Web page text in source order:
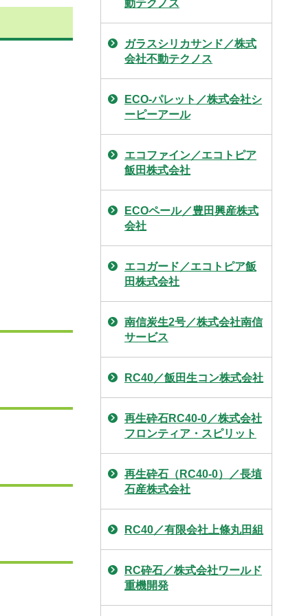
動テクノス
ガラスシリカサンド／株式
会社不動テクノス
ECO-パレット／株式会社シ
ーピーアール
エコファイン／エコトピア
飯田株式会社
ECOペール／豊田興産株式
会社
エコガード／エコトピア飯
田株式会社
南信炭生2号／株式会社南信
サービス
RC40／飯田生コン株式会社
再生砕石RC40-0／株式会社
フロンティア・スピリット
再生砕石（RC40-0）／長埴
石産株式会社
RC40／有限会社上條丸田組
RC砕石／株式会社ワールド
重機開発